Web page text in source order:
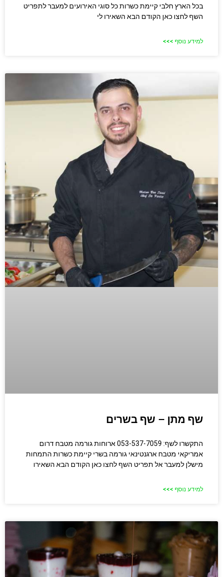
בכל הארץ חלבי קיימת כשרות כל סוגי האירועים למעבר לתפריט
השף לחצו כאן הקודם הבא השאירו לי
למידע נוסף >>>
שף מתן – שף בשרים
התקשרו לשף: 053-537-7059 ארוחות גורמה מטבח דרום
אמריקאי מטבח ארגנטינאי גורמה בשרי קיימת כשרות התמחות
מישלן למעבר אל תפריט השף לחצו כאן הקודם הבא השאירו
למידע נוסף >>>